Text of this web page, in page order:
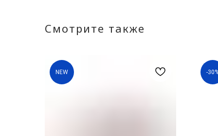
Смотрите также
NEW -